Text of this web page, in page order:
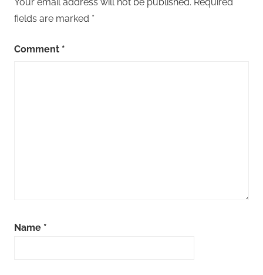
fields are marked *
Comment *
Name *